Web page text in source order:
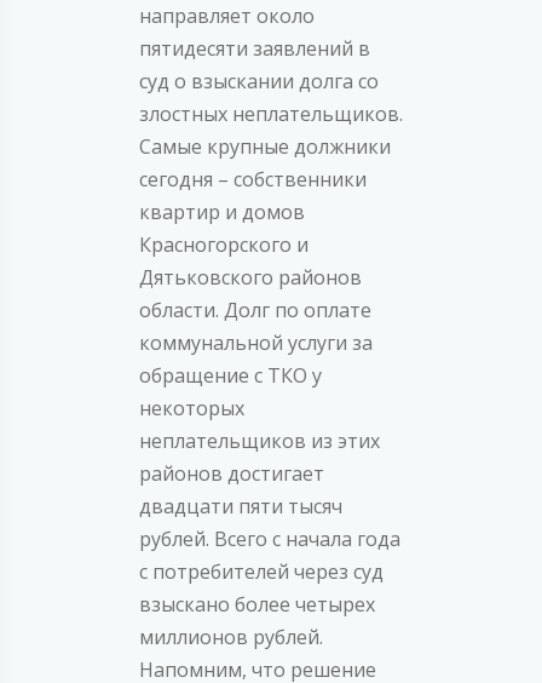
направляет около
пятидесяти заявлений в
суд о взыскании долга со
злостных неплательщиков.
Самые крупные должники
сегодня – собственники
квартир и домов
Красногорского и
Дятьковского районов
области. Долг по оплате
коммунальной услуги за
обращение с ТКО у
некоторых
неплательщиков из этих
районов достигает
двадцати пяти тысяч
рублей. Всего с начала года
с потребителей через суд
взыскано более четырех
миллионов рублей.
Напомним, что решение